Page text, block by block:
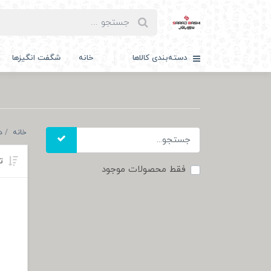
دسته‌بندی کالاها خانه شگفت انگیزها
فقط محصولات موجود
خانه